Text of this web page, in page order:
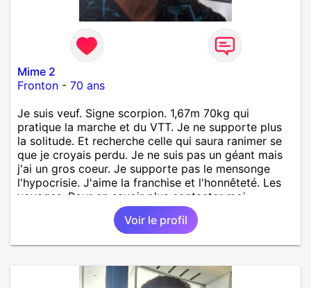
Mime 2
Fronton - 70 ans
Je suis veuf. Signe scorpion. 1,67m 70kg qui
pratique la marche et du VTT. Je ne supporte plus
la solitude. Et recherche celle qui saura ranimer se
que je croyais perdu. Je ne suis pas un géant mais
j'ai un gros coeur. Je supporte pas le mensonge
l'hypocrisie. J'aime la franchise et l'honnêteté. Les
voyages. Pour en savoir plus contacter moi.
Voir le profil